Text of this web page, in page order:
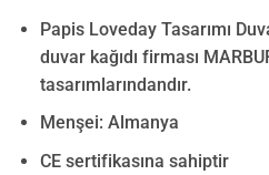
Papis Loveday Tasarımı
duvar kağıdı firması
tasarımlarındandır.
Menşei: Almanya
CE sertifikasına sahiptir